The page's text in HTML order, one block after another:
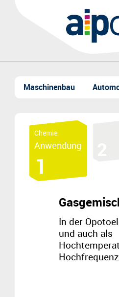
Maschinenbau
Chemie
Anwendung
In der
und auch als